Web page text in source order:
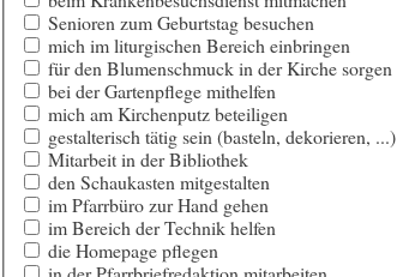
Senioren zum Geburtstag besuchen
mich im liturgischen Bereich einbringen
für den Blumenschmuck in der Kirche sorgen
bei der Gartenpflege mithelfen
mich am Kirchenputz beteiligen
gestalterisch tätig sein (basteln, dekorieren, ...)
Mitarbeit in der Bibliothek
den Schaukasten mitgestalten
im Pfarrbüro zur Hand gehen
im Bereich der Technik helfen
die Homepage pflegen